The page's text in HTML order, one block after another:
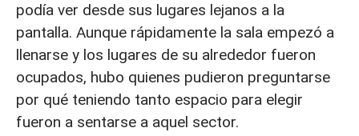
podía ver desde sus lugares lejanos a la
pantalla. Aunque rápidamente la sala empezó a
llenarse y los lugares de su alrededor fueron
ocupados, hubo quienes pudieron preguntarse
por qué teniendo tanto espacio para elegir
fueron a sentarse a aquel sector.